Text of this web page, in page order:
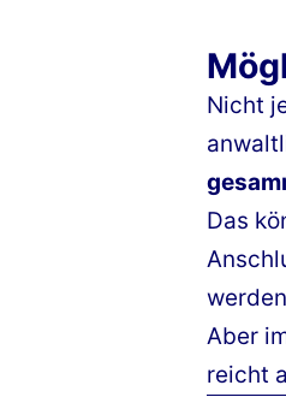
Nicht
Das
Aber
reicht